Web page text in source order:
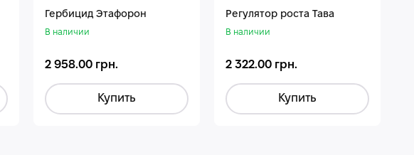
Гербицид Этафорон
В наличии
2 958.00 грн.
Купить
Регулятор роста Тава
В наличии
2 322.00 грн.
Купить